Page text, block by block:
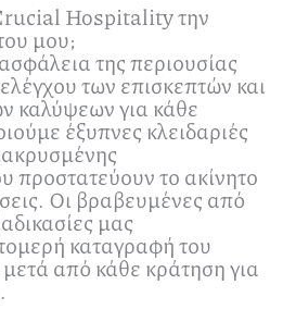
Hospitality την
μου;
της περιουσίας
των επισκεπτών και
καλύψεων για κάθε
έξυπνες κλειδαριές
προστατεύουν το ακίνητο
Οι βραβευμένες από
μας
καταγραφή του
από κάθε κράτηση για